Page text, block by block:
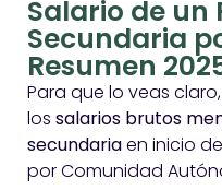
Salario de un
Secundaria
Resumen
Para que lo veas
los salarios brutos
secundariaen inicio
por Comunidad